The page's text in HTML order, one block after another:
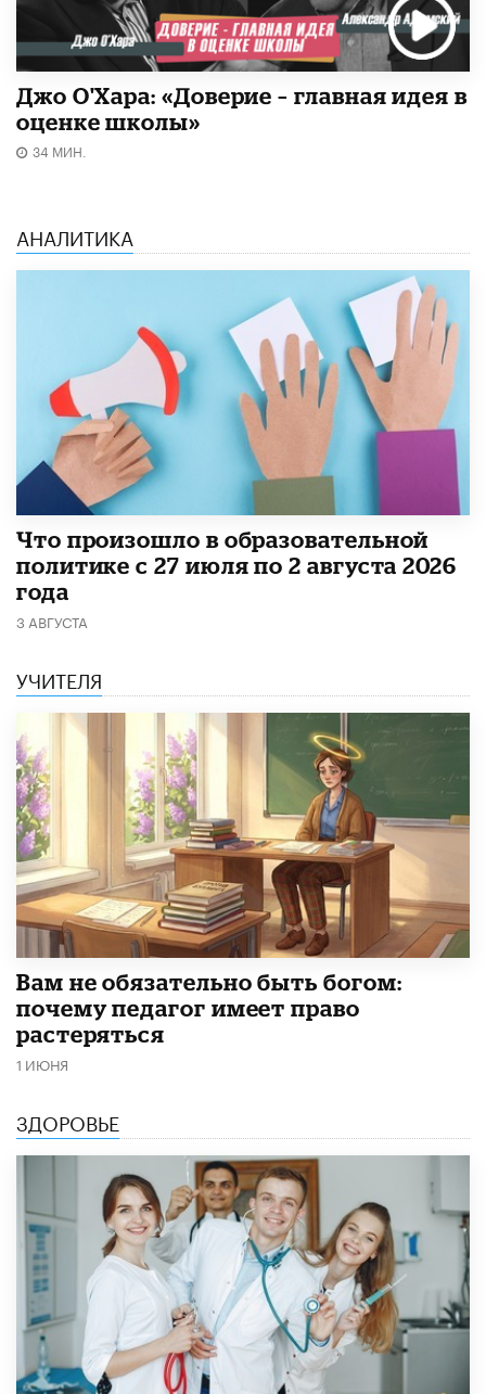
Джо О'Хара: «Доверие – главная идея в
оценке школы»
34 МИН.
АНАЛИТИКА
​Что произошло в образовательной
политике с 27 июля по 2 августа 2026
года
3 АВГУСТА
УЧИТЕЛЯ
​Вам не обязательно быть богом:
почему педагог имеет право
растеряться
1 ИЮНЯ
ЗДОРОВЬЕ